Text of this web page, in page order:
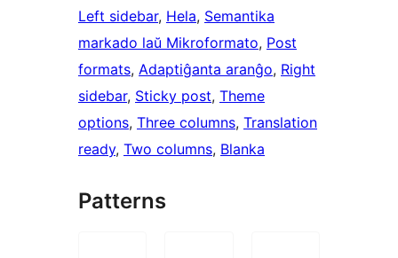
Left sidebar, Hela, Semantika
markado laŭ Mikroformato, Post
formats, Adaptiĝanta aranĝo, Right
sidebar, Sticky post, Theme
options, Three columns, Translation
ready, Two columns, Blanka
Patterns